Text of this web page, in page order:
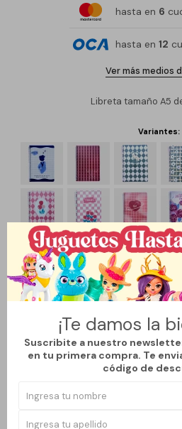
¡Te damos la
Suscribite a nuestro
en tu primera compra. Te
código de
hasta en 6
hasta en 12
Ver más medios
Libreta tamaño A5
Variantes: